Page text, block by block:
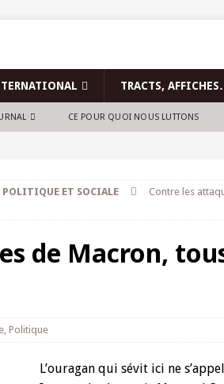
TRACTS,
CE POUR QUOI NOUS LUTTONS
ET SOCIALE
Contre les
de Macron,
, Politique
L’ouragan qui sévit ici ne